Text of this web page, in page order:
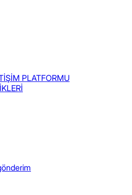
PLATFORMU